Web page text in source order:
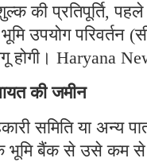
की प्रतिपूर्ति,
उपयोग परिवर्तन
होगी। Haryana
की जमीन
समिति या अन्य
भूमि बैंक से उसे कम से